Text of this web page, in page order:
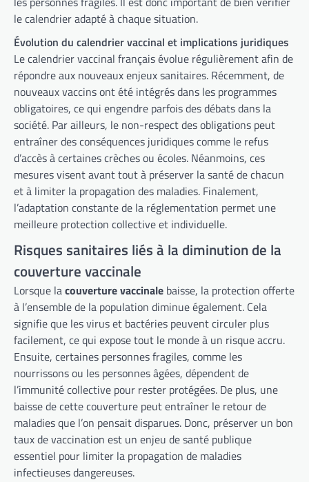
le calendrier adapté à chaque situation.
Évolution du calendrier vaccinal et implications juridiques
Le calendrier vaccinal français évolue régulièrement afin de
répondre aux nouveaux enjeux sanitaires. Récemment, de
nouveaux vaccins ont été intégrés dans les programmes
obligatoires, ce qui engendre parfois des débats dans la
société. Par ailleurs, le non-respect des obligations peut
entraîner des conséquences juridiques comme le refus
d’accès à certaines crèches ou écoles. Néanmoins, ces
mesures visent avant tout à préserver la santé de chacun
et à limiter la propagation des maladies. Finalement,
l’adaptation constante de la réglementation permet une
meilleure protection collective et individuelle.
Risques sanitaires liés à la diminution de la
couverture vaccinale
Lorsque lacouverture vaccinale baisse, la protection offerte
à l’ensemble de la population diminue également. Cela
signifie que les virus et bactéries peuvent circuler plus
facilement, ce qui expose tout le monde à un risque accru.
Ensuite, certaines personnes fragiles, comme les
nourrissons ou les personnes âgées, dépendent de
l’immunité collective pour rester protégées. De plus, une
baisse de cette couverture peut entraîner le retour de
maladies que l’on pensait disparues. Donc, préserver un bon
taux de vaccination est un enjeu de santé publique
essentiel pour limiter la propagation de maladies
infectieuses dangereuses.